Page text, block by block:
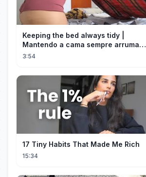
Keeping the bed always tidy |
Mantendo a cama sempre arrumada
🛌
3:54
17 Tiny Habits That Made Me Rich
15:34